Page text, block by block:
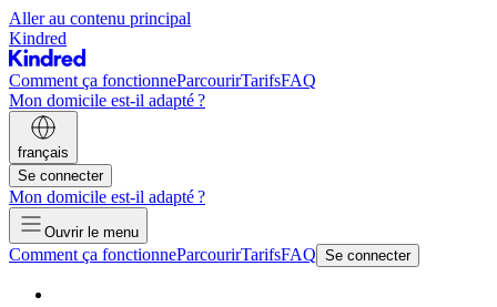
Aller au contenu principal
Kindred
Comment ça fonctionneParcourirTarifsFAQ
Mon domicile est-il adapté ?
français
Se connecter
Mon domicile est-il adapté ?
Ouvrir le menu
Comment ça fonctionneParcourirTarifsFAQ Se connecter